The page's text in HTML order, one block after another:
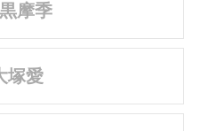
摩季
塚愛